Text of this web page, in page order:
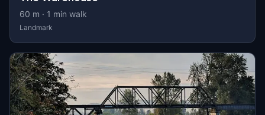
60 m · 1 min walk
Landmark